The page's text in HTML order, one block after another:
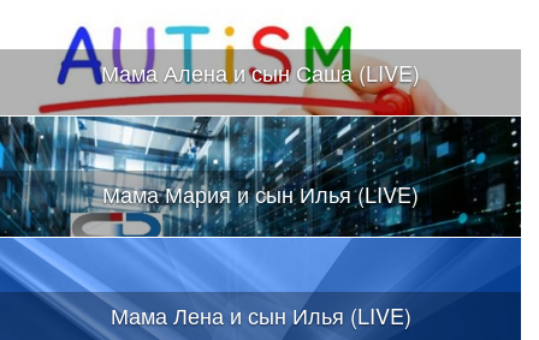
Мама Алена и сын Саша (LIVE)
Мама Мария и сын Илья (LIVE)
Мама Лена и сын Илья (LIVE)